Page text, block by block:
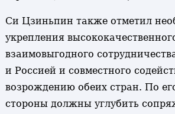
Си Цзиньпин также отметил
укрепления
взаимовыгодного
и Россией и совместного
возрождению обеих стран. По
стороны должны углубить